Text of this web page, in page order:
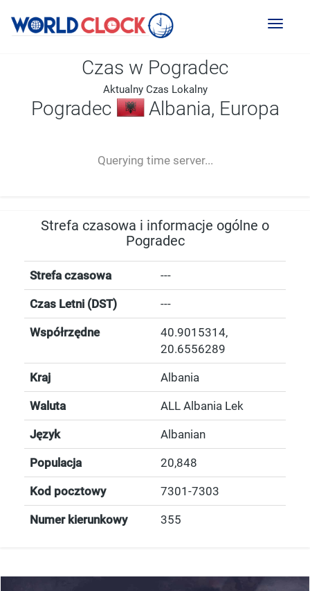
Toggle
Czas w Pogradec
Aktualny Czas Lokalny
Pogradec Albania, Europa
Querying time server...
-- ---- ----
Strefa czasowa i informacje ogólne o
Pogradec
Strefa czasowa ---
Czas Letni (DST) ---
Współrzędne 40.9015314,
20.6556289
Kraj Albania
Waluta ALL Albania Lek
Język Albanian
Populacja 20,848
Kod pocztowy 7301-7303
Numer kierunkowy 355